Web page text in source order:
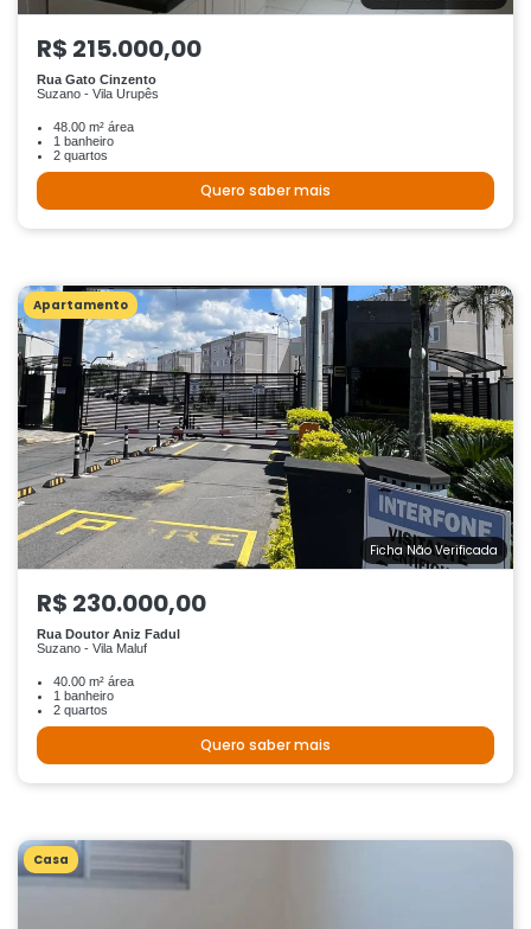
R$ 215.000,00
Rua Gato Cinzento
Suzano - Vila Urupês
48.00 m² área
1 banheiro
2 quartos
Quero saber mais
Apartamento
Ficha Não Verificada
R$ 230.000,00
Rua Doutor Aniz Fadul
Suzano - Vila Maluf
40.00 m² área
1 banheiro
2 quartos
Quero saber mais
Casa